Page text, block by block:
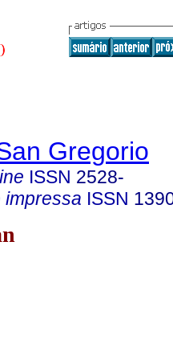
Gregorio
ISSN 2528-
impressa ISSN